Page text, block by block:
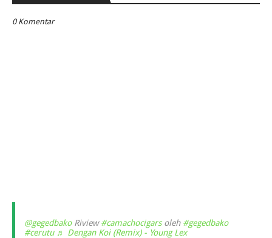
0 Komentar
@gegedbakoRiview#camachocigarsoleh #gegedbako
#cerutu ♬ Dengan Koi (Remix) - Young Lex